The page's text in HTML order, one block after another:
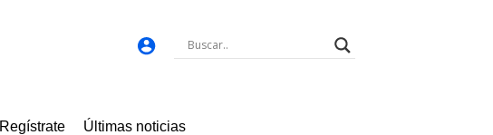
Regístrate Últimas noticias